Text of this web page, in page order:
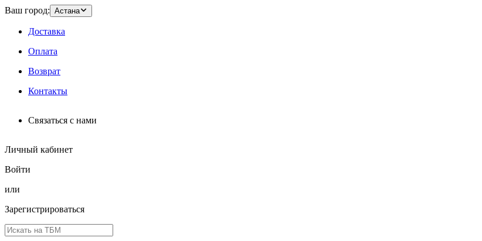
Ваш город: Астана
Доставка
Оплата
Возврат
Контакты
Связаться с нами
Личный кабинет
Войти
или
Зарегистрироваться